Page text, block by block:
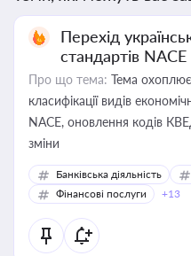
Перехід
стандартів NACE
Про що тема: Тема охоплює
класифікації видів
NACE, оновлення кодів
зміни
Банківська діяльність
Фінансові послуги
+13